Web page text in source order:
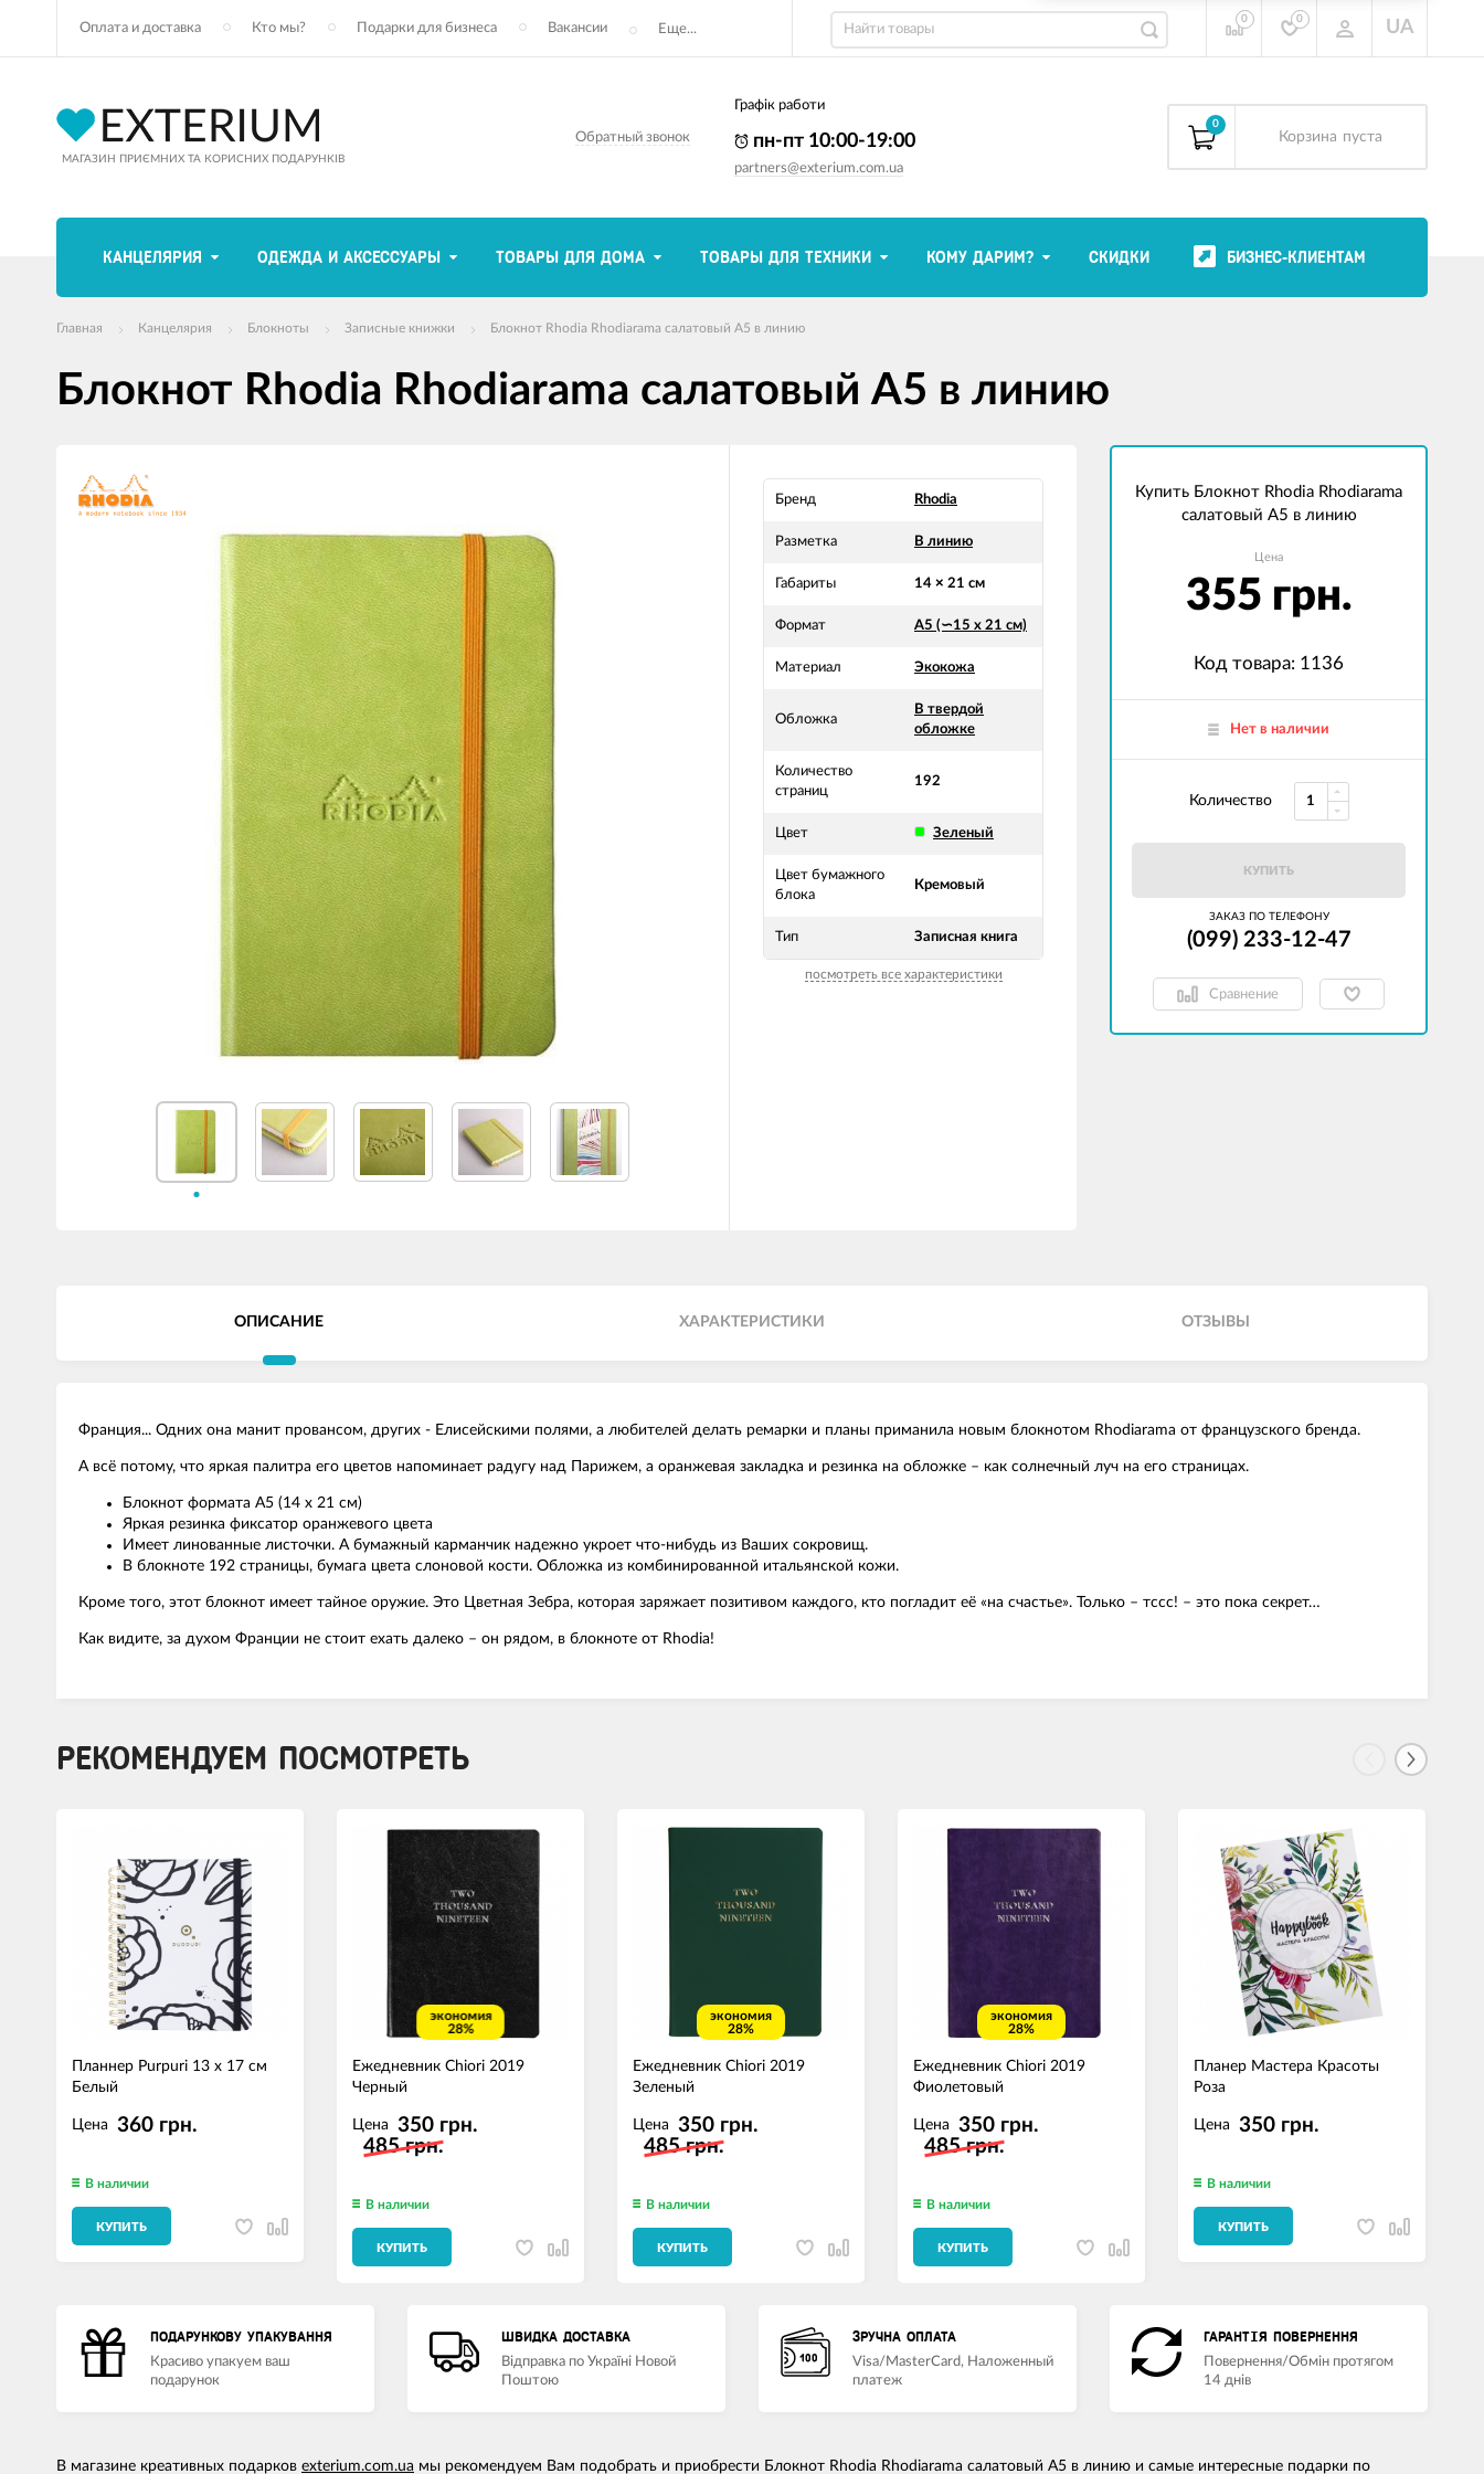
Оплата и доставка Кто мы? Подарки для бизнеса Вакансии Еще...
0 0 UA
МАГАЗИН ПРИЄМНИХ ТА КОРИСНИХ ПОДАРУНКІВ
Обратный звонок
Графік работи
пн-пт 10:00-19:00
partners@exterium.com.ua
0
Корзина пуста
КАНЦЕЛЯРИЯ ОДЕЖДА И АКСЕССУАРЫ ТОВАРЫ ДЛЯ ДОМА ТОВАРЫ ДЛЯ ТЕХНИКИ КОМУ ДАРИМ? СКИДКИ БИЗНЕС-КЛИЕНТАМ
Главная Канцелярия Блокноты Записные книжки Блокнот Rhodia Rhodiarama салатовый А5 в линию
Блокнот Rhodia Rhodiarama салатовый А5 в линию
товаров
Бренд Rhodia
Разметка В линию
Габариты 14 × 21 см
Формат А5 (∽15 х 21 см)
Материал Экокожа
Обложка
В твердой
обложке
Количество
страниц
192
Цвет Зеленый
Цвет бумажного
блока
Кремовый
Тип Записная книга
посмотреть все характеристики
Купить Блокнот Rhodia Rhodiarama
салатовый А5 в линию
Цена
355 грн.
Код товара: 1136
Нет в наличии
Количество
КУПИТЬ
ЗАКАЗ ПО ТЕЛЕФОНУ
(099) 233-12-47
Сравнение
ОПИСАНИЕ ХАРАКТЕРИСТИКИ ОТЗЫВЫ
Франция... Одних она манит провансом, других - Елисейскими полями, а любителей делать ремарки и планы приманила новым блокнотом Rhodiarama от французского бренда.
А всё потому, что яркая палитра его цветов напоминает радугу над Парижем, а оранжевая закладка и резинка на обложке – как солнечный луч на его страницах.
Блокнот формата А5 (14 х 21 см)
Яркая резинка фиксатор оранжевого цвета
Имеет линованные листочки. А бумажный карманчик надежно укроет что-нибудь из Ваших сокровищ.
В блокноте 192 страницы, бумага цвета слоновой кости. Обложка из комбинированной итальянской кожи.
Кроме того, этот блокнот имеет тайное оружие. Это Цветная Зебра, которая заряжает позитивом каждого, кто погладит её «на счастье». Только – тссс! – это пока секрет…
Как видите, за духом Франции не стоит ехать далеко – он рядом, в блокноте от Rhodia!
РЕКОМЕНДУЕМ ПОСМОТРЕТЬ
Планнер Purpuri 13 x 17 см
Белый
Цена 360 грн.
В наличии
КУПИТЬ
экономия
28%
Ежедневник Chiori 2019
Черный
Цена350 грн.
485 грн.
В наличии
КУПИТЬ
экономия
28%
Ежедневник Chiori 2019
Зеленый
Цена350 грн.
485 грн.
В наличии
КУПИТЬ
экономия
28%
Ежедневник Chiori 2019
Фиолетовый
Цена350 грн.
485 грн.
В наличии
КУПИТЬ
Планер Мастера Красоты
Роза
Цена 350 грн.
В наличии
КУПИТЬ
ПОДАРУНКОВУ УПАКУВАННЯ
Красиво упакуем ваш
подарунок
ШВИДКА ДОСТАВКА
Відправка по Україні Новой
Поштою
ЗРУЧНА ОПЛАТА
Visa/MasterCard, Наложенный
платеж
ГАРАНТІЯ ПОВЕРНЕННЯ
Повернення/Обмін протягом
14 днів
В магазине креативных подарков exterium.com.ua мы рекомендуем Вам подобрать и приобрести Блокнот Rhodia Rhodiarama салатовый А5 в линию и самые интересные подарки по